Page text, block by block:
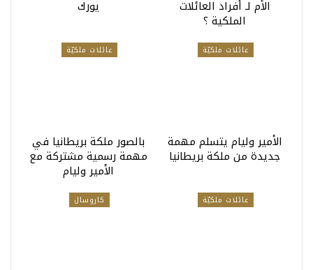
الأم لـ أفراد العائلات
الملكية ؟
يورك
عائلات ملكيّة
الأمير وليام يتسلم مهمة
جديدة من ملكة بريطانيا
عائلات ملكيّة
بالصور ملكة بريطانيا في
مهمة رسمية مشتركة مع
الأمير وليام
عائلات ملكيّة كاروسال